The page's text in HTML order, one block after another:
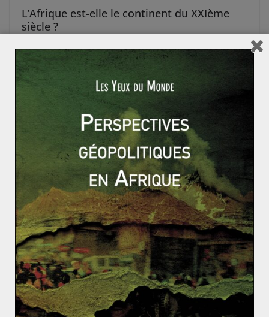
L’Afrique est-elle le continent du XXIème
siècle ?
Alors que l’Europe et les « grandes puissances »
s’enfoncent dans la lutte pour une croissance
économique positive, le continent africain semble
Read More
Marjorie GUIBERT 13 novembre 2014 0 Comments
Les interventions de l’ONU en faveur de la
paix sont-elles toujours efficaces ?
Elles représentent la deuxième force au monde après
l’armée américaine. Les opérations de maintien de la
paix, dont la première
Read More